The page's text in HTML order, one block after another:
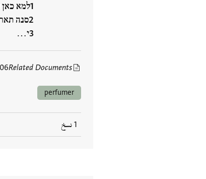
למא כאן
סנה
י…
Related Documents
perfumer
1 نسخ